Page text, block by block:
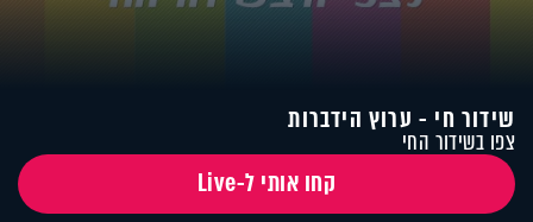
שידור חי - ערוץ הידברות
צפו בשידור החי
קחו אותי ל-Live